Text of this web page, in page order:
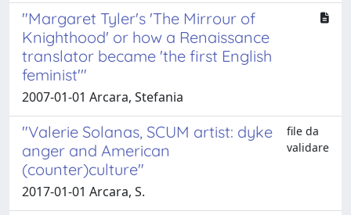
"Margaret Tyler's 'The Mirrour of
Knighthood' or how a Renaissance
translator became 'the first English
feminist'"
2007-01-01 Arcara, Stefania
"Valerie Solanas, SCUM artist: dyke
anger and American
(counter)culture"
file da
validare
2017-01-01 Arcara, S.